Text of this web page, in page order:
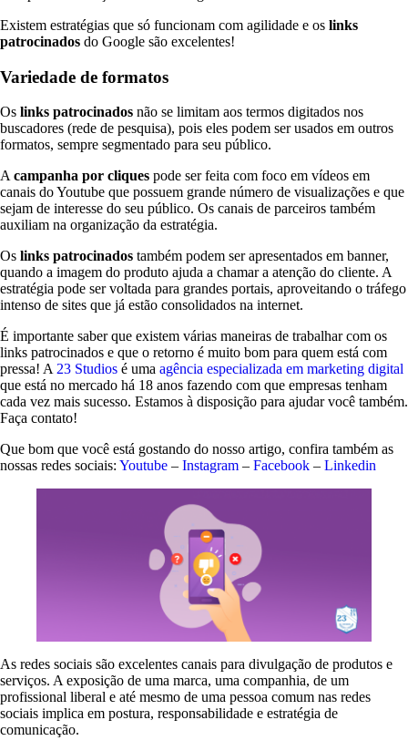
Existem estratégias que só funcionam com agilidade e os links
patrocinados do Google são excelentes!
Variedade de formatos
Os links patrocinados não se limitam aos termos digitados nos
buscadores (rede de pesquisa), pois eles podem ser usados em outros
formatos, sempre segmentado para seu público.
A campanha por cliques pode ser feita com foco em vídeos em
canais do Youtube que possuem grande número de visualizações e que
sejam de interesse do seu público. Os canais de parceiros também
auxiliam na organização da estratégia.
Os links patrocinados também podem ser apresentados em banner,
quando a imagem do produto ajuda a chamar a atenção do cliente. A
estratégia pode ser voltada para grandes portais, aproveitando o tráfego
intenso de sites que já estão consolidados na internet.
É importante saber que existem várias maneiras de trabalhar com os
links patrocinados e que o retorno é muito bom para quem está com
pressa! A 23 Studios é uma agência especializada em marketing digital
que está no mercado há 18 anos fazendo com que empresas tenham
cada vez mais sucesso. Estamos à disposição para ajudar você também.
Faça contato!
Que bom que você está gostando do nosso artigo, confira também as
nossas redes sociais: Youtube – Instagram – Facebook – Linkedin
As redes sociais são excelentes canais para divulgação de produtos e
serviços. A exposição de uma marca, uma companhia, de um
profissional liberal e até mesmo de uma pessoa comum nas redes
sociais implica em postura, responsabilidade e estratégia de
comunicação.